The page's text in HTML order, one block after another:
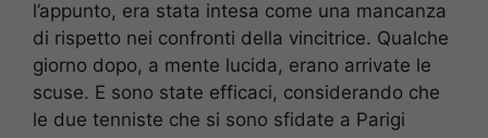
l’appunto, era stata intesa come una mancanza
di rispetto nei confronti della vincitrice. Qualche
giorno dopo, a mente lucida, erano arrivate le
scuse. E sono state efficaci, considerando che
le due tenniste che si sono sfidate a Parigi